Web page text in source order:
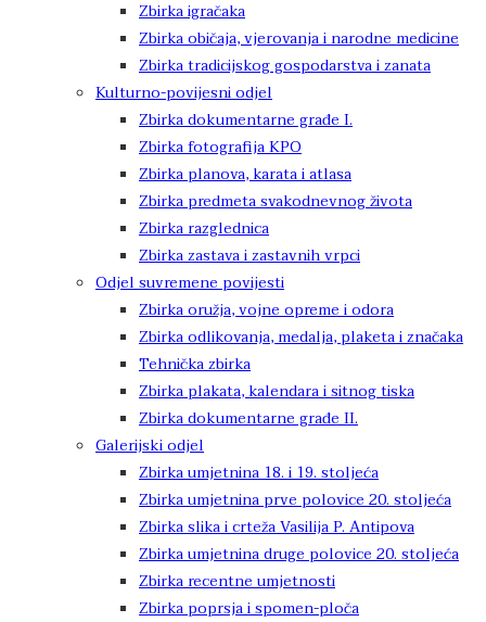
Zbirka igračaka
Zbirka običaja, vjerovanja i narodne medicine
Zbirka tradicijskog gospodarstva i zanata
Kulturno-povijesni odjel
Zbirka dokumentarne građe I.
Zbirka fotografija KPO
Zbirka planova, karata i atlasa
Zbirka predmeta svakodnevnog života
Zbirka razglednica
Zbirka zastava i zastavnih vrpci
Odjel suvremene povijesti
Zbirka oružja, vojne opreme i odora
Zbirka odlikovanja, medalja, plaketa i značaka
Tehnička zbirka
Zbirka plakata, kalendara i sitnog tiska
Zbirka dokumentarne građe II.
Galerijski odjel
Zbirka umjetnina 18. i 19. stoljeća
Zbirka umjetnina prve polovice 20. stoljeća
Zbirka slika i crteža Vasilija P. Antipova
Zbirka umjetnina druge polovice 20. stoljeća
Zbirka recentne umjetnosti
Zbirka poprsja i spomen-ploča